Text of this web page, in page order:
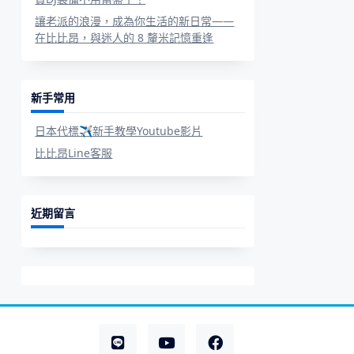
讓老派的浪漫，成為你生活的新日常——
在比比昂，與迷人的 8 釐米記憶重逢
新手常用
日本代標✈新手教學Youtube影片
比比昂Line客服
近期留言